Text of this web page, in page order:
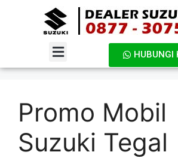
HUBUNGI
Promo Mobil
Suzuki Tegal